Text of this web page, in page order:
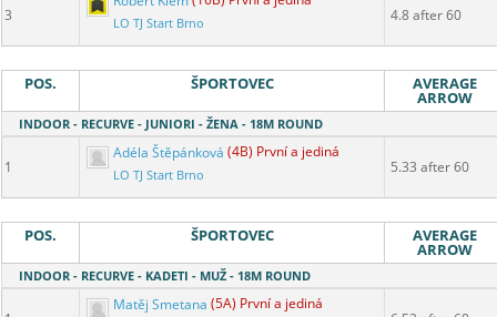
3 LO TJ Start Brno 4.8 after 60
POS. ŠPORTOVEC AVERAGE
ARROW
INDOOR - RECURVE - JUNIORI - ŽENA - 18M ROUND
1
Adéla Štěpánková (4B) První a jediná
LO TJ Start Brno 5.33 after 60
POS. ŠPORTOVEC AVERAGE
ARROW
INDOOR - RECURVE - KADETI - MUŽ - 18M ROUND
Matěj Smetana (5A) První a jediná